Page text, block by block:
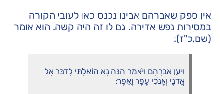
אין ספק שאברהם אבינו נכנס כאן לעובי הקורה
במסירות נפש אדירה. גם לו זה היה קשה. הוא אומר
(שם,כ"ז):
וַיַּעַן אַבְרָהָם וַיֹּאמַר הִנֵּה נָא הוֹאַלְתִּי לְדַבֵּר אֶל
אֲדֹנָי וְאָנֹכִי עָפָר וָאֵפֶר: